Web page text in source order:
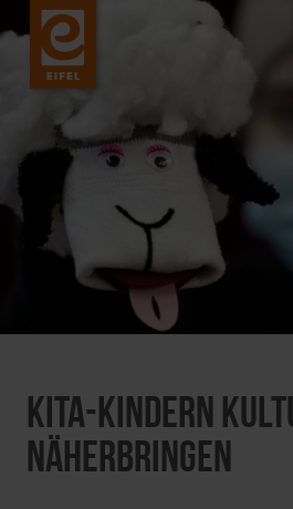
Kita-Kindern
näherbringen